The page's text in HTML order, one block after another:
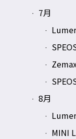
7月
8月
MINI